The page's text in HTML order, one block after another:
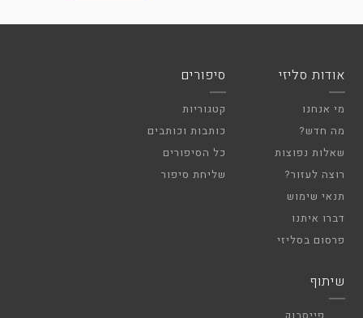
אודות סליזי
מי אנחנו
מה חדש?
שאלות נפוצות
רוצה לעזור?
תנאי שימוש
דברו איתנו
פרסום בסליזי
סיפורים
קטגוריות
כותבות וכותבים
כל הסיפורים
שליחת סיפור
שיתוף